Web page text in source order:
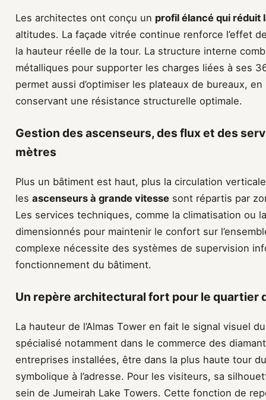
Les architectes ont conçu un profil élancé qui réduit
altitudes. La façade vitrée continue renforce l’effet
la hauteur réelle de la tour. La structure interne
métalliques pour supporter les charges liées à ses
permet aussi d’optimiser les plateaux de bureaux,
conservant une résistance structurelle optimale.
Gestion des ascenseurs, des flux et des
mètres
Plus un bâtiment est haut, plus la circulation
les ascenseurs à grande vitesse sont répartis par
Les services techniques, comme la climatisation ou
dimensionnés pour maintenir le confort sur
complexe nécessite des systèmes de supervision
fonctionnement du bâtiment.
Un repère architectural fort pour le quartier
La hauteur de l’Almas Tower en fait le signal visuel
spécialisé notamment dans le commerce des
entreprises installées, être dans la plus haute tour
symbolique à l’adresse. Pour les visiteurs, sa
sein de Jumeirah Lake Towers. Cette fonction de